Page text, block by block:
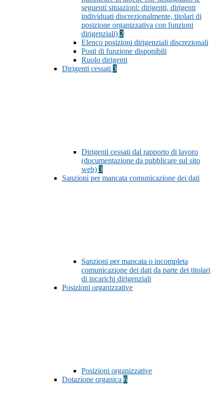
seguenti situazioni: dirigenti, dirigenti
individuati discrezionalmente, titolari di
posizione organizzativa con funzioni
dirigenziali) 2
Elenco posizioni dirigenziali discrezionali
Posti di funzione disponibili
Ruolo dirigenti
Dirigenti cessati 3
Dirigenti cessati dal rapporto di lavoro
(documentazione da pubblicare sul sito
web) 3
Sanzioni per mancata comunicazione dei dati
Sanzioni per mancata o incompleta
comunicazione dei dati da parte dei titolari
di incarichi dirigenziali
Posizioni organizzative
Posizioni organizzative
Dotazione organica 6